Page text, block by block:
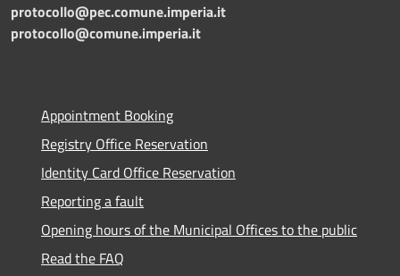
protocollo@pec.comune.imperia.it
protocollo@comune.imperia.it
Appointment Booking
Registry Office Reservation
Identity Card Office Reservation
Reporting a fault
Opening hours of the Municipal Offices to the public
Read the FAQ